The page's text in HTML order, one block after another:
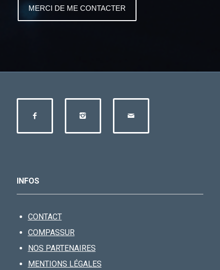
INFOS
CONTACT
COMPASSUR
NOS PARTENAIRES
MENTIONS LÉGALES